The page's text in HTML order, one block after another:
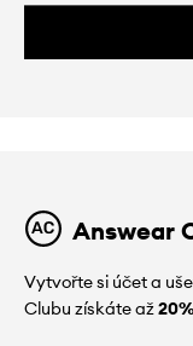
Answear
Vytvořte si účet a
Clubu získáte až